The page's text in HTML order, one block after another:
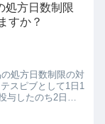
処方日数制限
すか？
処方日数制限の対
スピブとして1日1
与したのち2日間